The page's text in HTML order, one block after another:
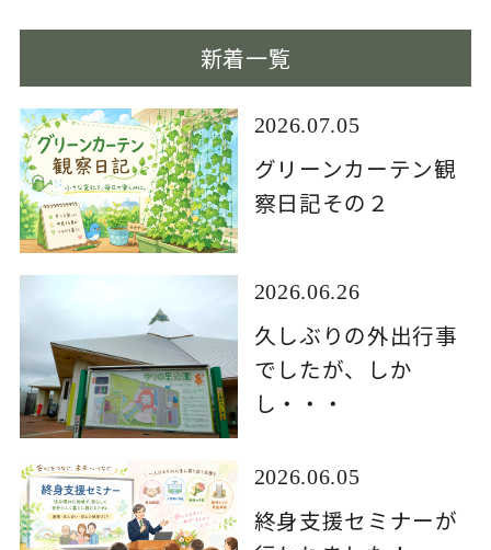
新着一覧
2026.07.05
グリーンカーテン観
察日記その２
2026.06.26
久しぶりの外出行事
でしたが、しか
し・・・
2026.06.05
終身支援セミナーが